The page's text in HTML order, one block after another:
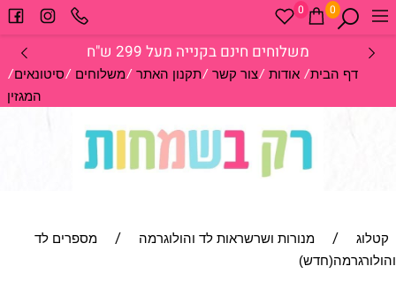
משלוחים חינם בקנייה מעל 299 ש"ח
דף הבית/ אודות /צור קשר /תקנון האתר /משלוחים /סיטונאים/
המגזין
0
0
קטלוג / מנורות ושרשראות לד והולוגרמה /
מספרים לד
והולורגרמה(חדש)